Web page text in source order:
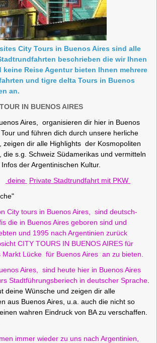
City Tours in Buenos Aires sind alle
beschrieben die wir Ihnen
keine Reise Agentur bieten Ihnen mehrere
und tigre delta Tours in Buenos
an.
IN BUENOS AIRES
Aires, organisieren dir hier in Buenos
und führen dich durch unsere herliche
zeigen dir alle Highlights der Kosmopoliten
die s.g. Schweiz Südamerikas und vermitteln
der Argentinischen Kultur.
deine Private Stadtrundfahrt mit PKW
City tours in Buenos Aires, sind deutsch-
die in Buenos Aires geboren sind und
und 1995 nach Argentinien zurück
CITY TOURS IN BUENOS AIRES für
Markt Lücke für Buenos Aires an zu bieten.
Aires, sind heute hier in Buenos Aires
Stadtführungsberiech in deutscher Sprache
deine Wünsche und zeigen dir alle
aus Buenos Aires, u.a. auch die nicht so
wahren Eindruck von BA zu verschaffen.
immer wieder zu uns nach Argentinien,